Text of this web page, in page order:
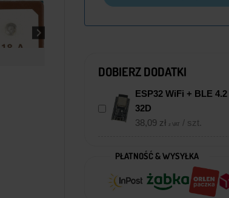
DOBIERZ DODATKI
ESP32 WiFi + BLE
32D
38,09 zł z VAT / szt.
PŁATNOŚĆ & WYSYŁKA